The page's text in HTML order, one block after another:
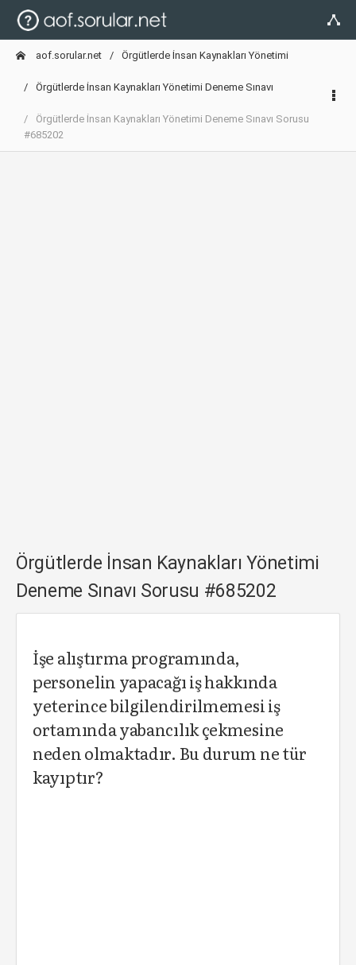
aof.sorular.net Örgütlerde İnsan Kaynakları Yönetimi
Örgütlerde İnsan Kaynakları Yönetimi Deneme Sınavı
Örgütlerde İnsan Kaynakları Yönetimi Deneme Sınavı Sorusu
#685202
Örgütlerde İnsan Kaynakları Yönetimi
Deneme Sınavı Sorusu #685202
İşe alıştırma programında,
personelin yapacağı iş hakkında
yeterince bilgilendirilmemesi iş
ortamında yabancılık çekmesine
neden olmaktadır. Bu durum ne tür
kayıptır?